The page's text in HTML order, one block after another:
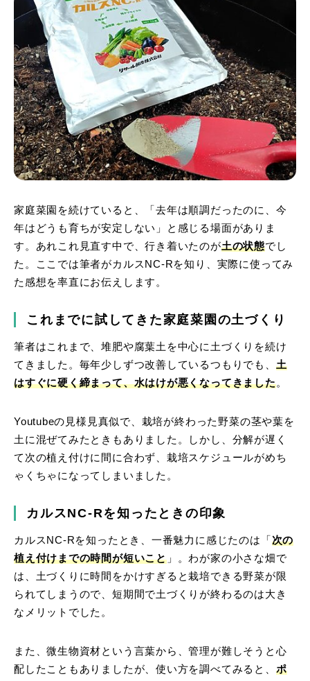
家庭菜園を続けていると、「去年は順調だったのに、今
年はどうも育ちが安定しない」と感じる場面がありま
す。あれこれ見直す中で、行き着いたのが土の状態でし
た。ここでは筆者がカルスNC-Rを知り、実際に使ってみ
た感想を率直にお伝えします。
これまでに試してきた家庭菜園の土づくり
筆者はこれまで、堆肥や腐葉土を中心に土づくりを続け
てきました。毎年少しずつ改善しているつもりでも、 土
はすぐに硬く締まって、水はけが悪くなってきました。
Youtubeの見様見真似で、栽培が終わった野菜の茎や葉を
土に混ぜてみたときもありました。しかし、分解が遅く
て次の植え付けに間に合わず、栽培スケジュールがめち
ゃくちゃになってしまいました。
カルスNC-Rを知ったときの印象
カルスNC-Rを知ったとき、一番魅力に感じたのは「 次の
植え付けまでの時間が短いこと」。わが家の小さな畑で
は、土づくりに時間をかけすぎると栽培できる野菜が限
られてしまうので、短期間で土づくりが終わるのは大き
なメリットでした。
また、微生物資材という言葉から、管理が難しそうと心
配したこともありましたが、使い方を調べてみると、 ポ